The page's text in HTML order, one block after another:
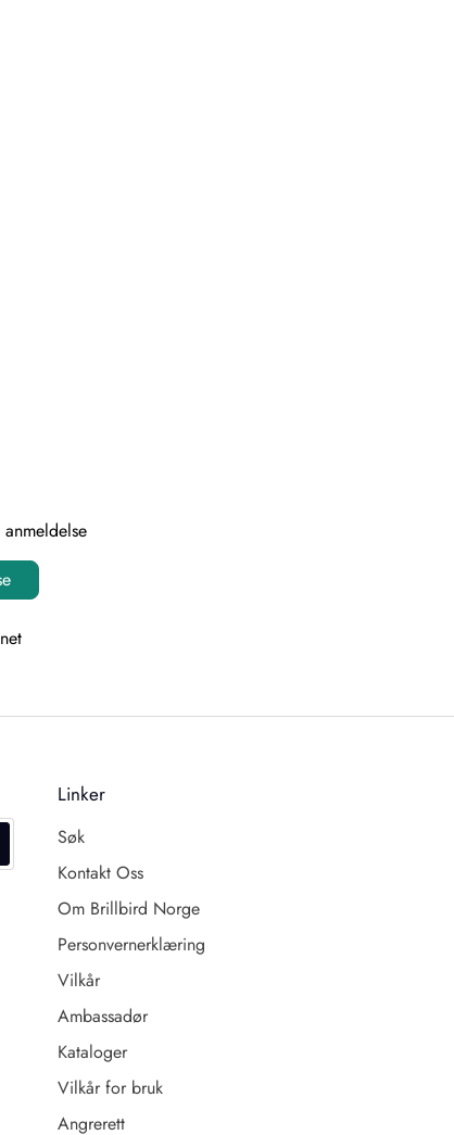
Linker
Søk
Kontakt Oss
Om Brillbird Norge
Personvernerklæring
Vilkår
Ambassadør
Kataloger
Vilkår for bruk
Angrerett